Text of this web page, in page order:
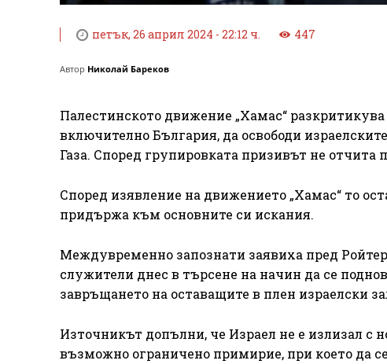
петък, 26 април 2024 - 22:12 ч. 447
Автор Николай Бареков
Палестинското движение „Хамас“
включително България, да освободи
Газа. Според групировката призивът не отчита
Според изявление на движението „Хамас“ то
придържа към основните си искания.
Междувременно запознати заявиха пред
служители днес в търсене на начин да се
завръщането на оставащите в плен израелски
Източникът допълни, че Израел не е излизал с
възможно ограничено примирие, при което да